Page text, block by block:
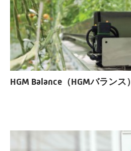
HGM Balance（HGMバランス）